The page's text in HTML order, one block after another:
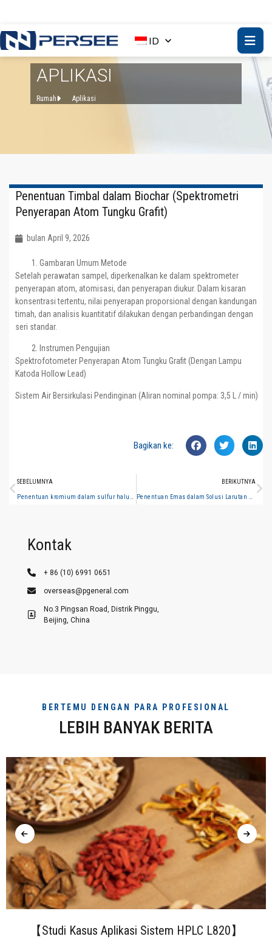
ID
APLIKASI
Rumah Aplikasi
Penentuan Timbal dalam Biochar (Spektrometri
Penyerapan Atom Tungku Grafit)
bulan April 9, 2026
Gambaran Umum Metode
Setelah perawatan sampel, diperkenalkan ke dalam spektrometer
penyerapan atom, atomisasi, dan penyerapan diukur. Dalam kisaran
konsentrasi tertentu, nilai penyerapan proporsional dengan kandungan
timah, dan analisis kuantitatif dilakukan dengan perbandingan dengan
seri standar.
Instrumen Pengujian
Spektrofotometer Penyerapan Atom Tungku Grafit (Dengan Lampu
Katoda Hollow Lead)
Sistem Air Bersirkulasi Pendinginan (Aliran nominal pompa: 3,5 L / min)
Bagikan ke:
SEBELUMNYA BERIKUTNYA
Kontak
+ 86 (10) 6991 0651
overseas@pgeneral.com
No.3 Pingsan Road, Distrik Pinggu,
Beijing, China
BERTEMU DENGAN PARA PROFESIONAL
LEBIH BANYAK BERITA
【Studi Kasus Aplikasi Sistem HPLC L820】